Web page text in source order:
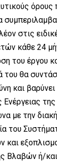
όρους
στις
κάθε 24
του έργου
του θα
και
Ενέργειας
με την
του
Βλαβών ή/